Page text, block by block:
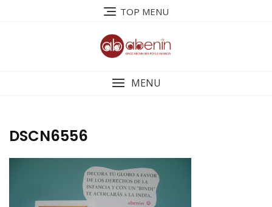
TOP MENU
MENU
DSCN6556